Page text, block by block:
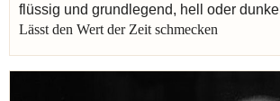
flüssig und grundlegend, hell oder dunkel
Lässt den Wert der Zeit schmecken